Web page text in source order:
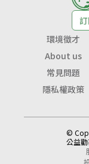
環境徵才
About us
常見問題
隱私權政策
©
公益勸